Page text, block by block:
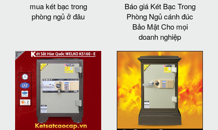
mua két bạc trong
phòng ngủ ở đâu
Báo giá Két Bạc Trong
Phòng Ngủ cánh đúc
Bảo Mật Cho mọi
doanh nghiệp